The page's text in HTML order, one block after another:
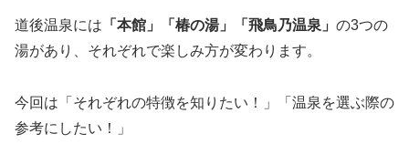
道後温泉には 「本館」「椿の湯」「飛鳥乃温泉」 の3つの
湯があり、それぞれで楽しみ方が変わります。
今回は「それぞれの特徴を知りたい！」「温泉を選ぶ際の
参考にしたい！」